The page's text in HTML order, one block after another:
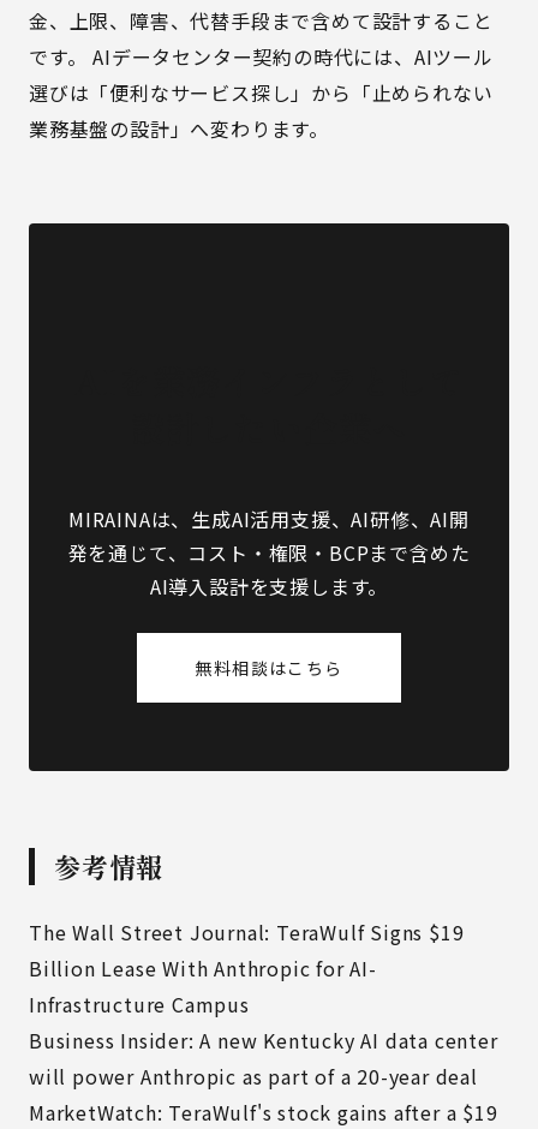
金、上限、障害、代替手段まで含めて設計すること
です。 AIデータセンター契約の時代には、AIツール
選びは「便利なサービス探し」から「止められない
業務基盤の設計」へ変わります。
MIRAINAは、生成AI活用支援、AI研修、AI開
発を通じて、コスト・権限・BCPまで含めた
AI導入設計を支援します。
無料相談はこちら
参考情報
The Wall Street Journal: TeraWulf Signs $19
Billion Lease With Anthropic for AI-
Infrastructure Campus
Business Insider: A new Kentucky AI data center
will power Anthropic as part of a 20-year deal
MarketWatch: TeraWulf's stock gains after a $19